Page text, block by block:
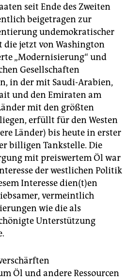
seit Ende des Zweiten
beigetragen zur
undemokratischer
die jetzt von Washington
„Modernisierung“ und
Gesellschaften
in der mit Saudi-Arabien,
und den Emiraten am
mit den größten
erfüllt für den Westen
Länder) bis heute in erster
billigen Tankstelle. Die
mit preiswertem Öl war
der westlichen Politik
Interesse dien(t)en
vermeintlich
wie die als
Unterstützung
Öl und andere Ressourcen